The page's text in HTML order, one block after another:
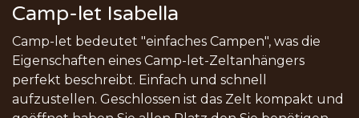
Camp-let Isabella
Camp-let bedeutet "einfaches Campen", was die
Eigenschaften eines Camp-let-Zeltanhängers
perfekt beschreibt. Einfach und schnell
aufzustellen. Geschlossen ist das Zelt kompakt und